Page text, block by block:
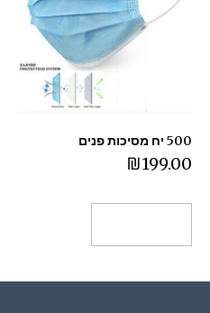
500 יח מסיכות פנים
₪199.00